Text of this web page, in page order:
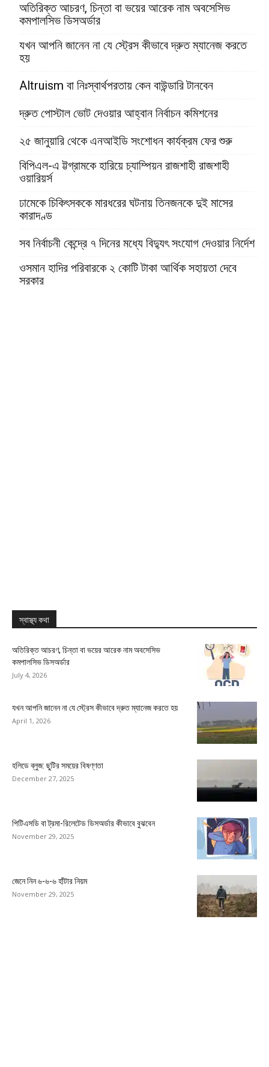
অতিরিক্ত আচরণ, চিন্তা বা ভয়ের আরেক নাম অবসেসিভ
কমপালসিভ ডিসঅর্ডার
যখন আপনি জানেন না যে স্ট্রেস কীভাবে দ্রুত ম্যানেজ করতে
হয়
Altruism বা নিঃস্বার্থপরতায় কেন বাউন্ডারি টানবেন
দ্রুত পোস্টাল ভোট দেওয়ার আহ্বান নির্বাচন কমিশনের
২৫ জানুয়ারি থেকে এনআইডি সংশোধন কার্যক্রম ফের শুরু
বিপিএল-এ ট্টগ্রামকে হারিয়ে চ্যাম্পিয়ন রাজশাহী রাজশাহী
ওয়ারিয়র্স
ঢামেকে চিকিৎসককে মারধরের ঘটনায় তিনজনকে দুই মাসের
কারাদণ্ড
সব নির্বাচনী কেন্দ্রে ৭ দিনের মধ্যে বিদ্যুৎ সংযোগ দেওয়ার নির্দেশ
ওসমান হাদির পরিবারকে ২ কোটি টাকা আর্থিক সহায়তা দেবে
সরকার
স্বাস্থ্য কথা
অতিরিক্ত আচরণ, চিন্তা বা ভয়ের আরেক নাম অবসেসিভ
কমপালসিভ ডিসঅর্ডার
July 4, 2026
যখন আপনি জানেন না যে স্ট্রেস কীভাবে দ্রুত ম্যানেজ করতে হয়
April 1, 2026
হলিডে ব্লুজ: ছুটির সময়ের বিষণ্ণতা
December 27, 2025
পিটিএসডি বা ট্রমা-রিলেটেড ডিসঅর্ডার কীভাবে বুঝবেন
November 29, 2025
জেনে নিন ৬-৬-৬ হাঁটার নিয়ম
November 29, 2025